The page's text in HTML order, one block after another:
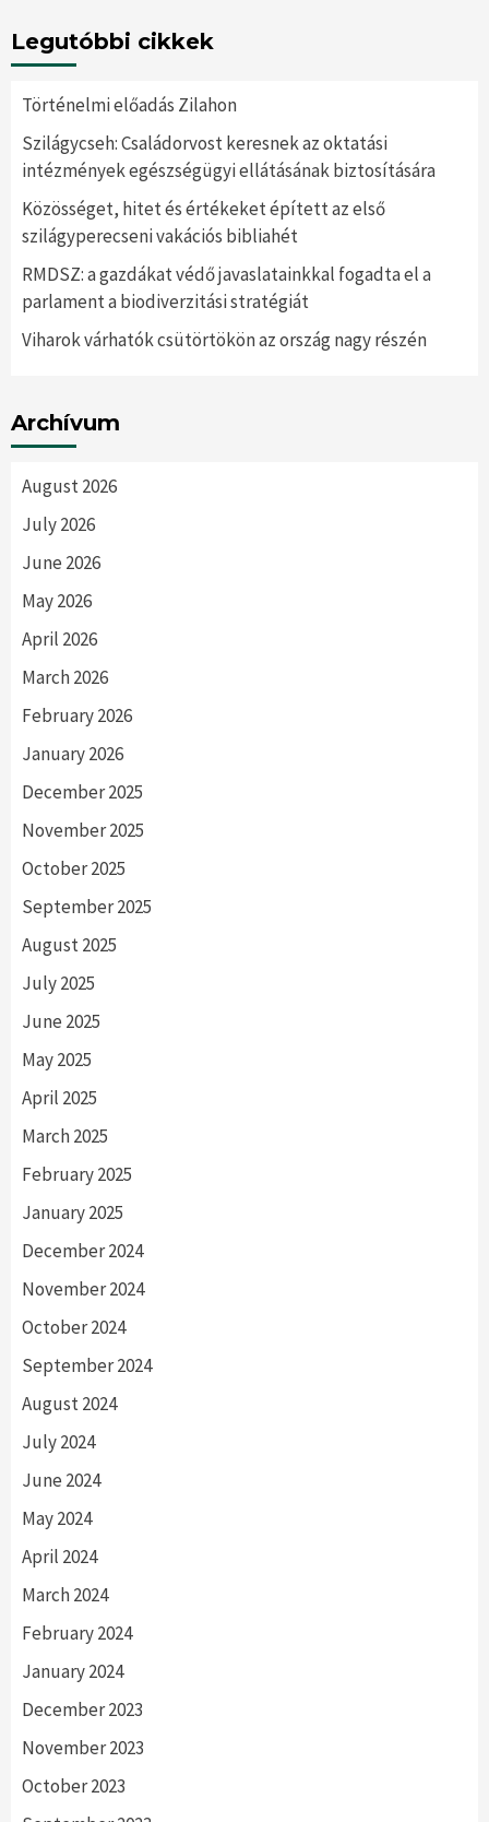
Legutóbbi cikkek
Történelmi előadás Zilahon
Szilágycseh: Családorvost keresnek az oktatási
intézmények egészségügyi ellátásának biztosítására
Közösséget, hitet és értékeket épített az első
szilágyperecseni vakációs bibliahét
RMDSZ: a gazdákat védő javaslatainkkal fogadta el a
parlament a biodiverzitási stratégiát
Viharok várhatók csütörtökön az ország nagy részén
Archívum
August 2026
July 2026
June 2026
May 2026
April 2026
March 2026
February 2026
January 2026
December 2025
November 2025
October 2025
September 2025
August 2025
July 2025
June 2025
May 2025
April 2025
March 2025
February 2025
January 2025
December 2024
November 2024
October 2024
September 2024
August 2024
July 2024
June 2024
May 2024
April 2024
March 2024
February 2024
January 2024
December 2023
November 2023
October 2023